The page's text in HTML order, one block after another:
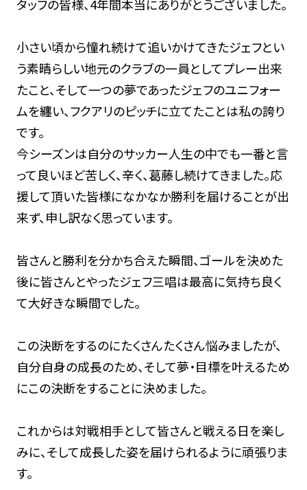
タッフの皆様、4年間本当にありがとうございました。
小さい頃から憧れ続けて追いかけてきたジェフとい
う素晴らしい地元のクラブの一員としてプレー出来
たこと、そして一つの夢であったジェフのユニフォー
ムを纏い、フクアリのピッチに立てたことは私の誇り
です。
今シーズンは自分のサッカー人生の中でも一番と言
って良いほど苦しく、辛く、葛藤し続けてきました。応
援して頂いた皆様になかなか勝利を届けることが出
来ず、申し訳なく思っています。
皆さんと勝利を分かち合えた瞬間、ゴールを決めた
後に皆さんとやったジェフ三唱は最高に気持ち良く
て大好きな瞬間でした。
この決断をするのにたくさんたくさん悩みましたが、
自分自身の成長のため、そして夢・目標を叶えるため
にこの決断をすることに決めました。
これからは対戦相手として皆さんと戦える日を楽し
みに、そして成長した姿を届けられるように頑張りま
す。